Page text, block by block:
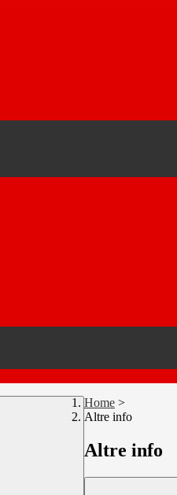
Home >
Altre info
Altre info